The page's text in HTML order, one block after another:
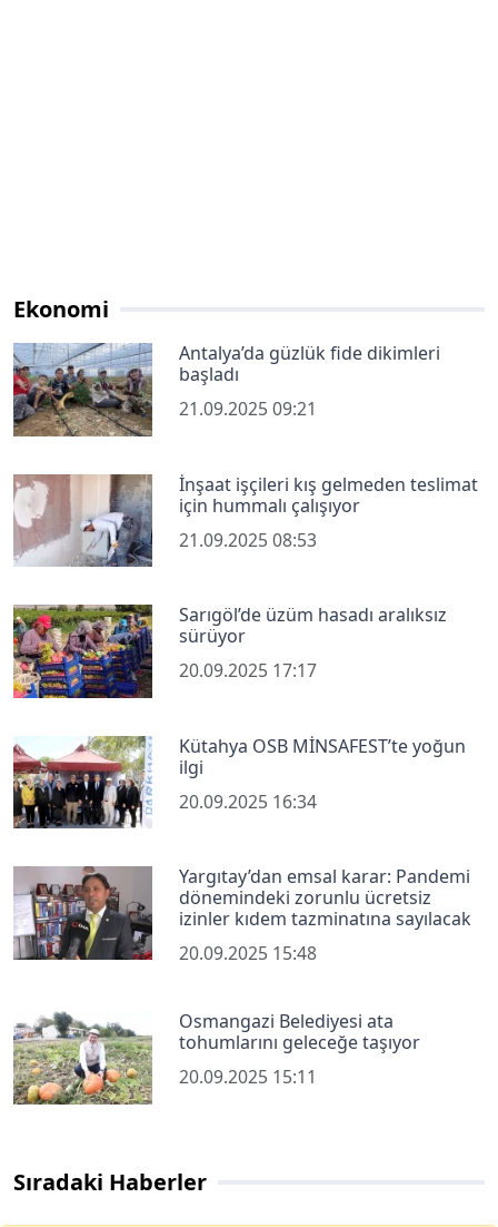
Ekonomi
Antalya’da güzlük fide dikimleri
başladı
21.09.2025 09:21
İnşaat işçileri kış gelmeden teslimat
için hummalı çalışıyor
21.09.2025 08:53
Sarıgöl’de üzüm hasadı aralıksız
sürüyor
20.09.2025 17:17
Kütahya OSB MİNSAFEST’te yoğun
ilgi
20.09.2025 16:34
Yargıtay’dan emsal karar: Pandemi
dönemindeki zorunlu ücretsiz
izinler kıdem tazminatına sayılacak
20.09.2025 15:48
Osmangazi Belediyesi ata
tohumlarını geleceğe taşıyor
20.09.2025 15:11
Sıradaki Haberler